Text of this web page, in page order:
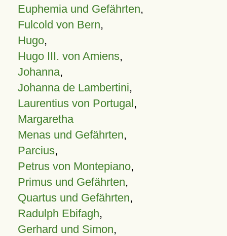
Euphemia und Gefährten,
Fulcold von Bern,
Hugo,
Hugo III. von Amiens,
Johanna,
Johanna de Lambertini,
Laurentius von Portugal,
Margaretha
Menas und Gefährten,
Parcius,
Petrus von Montepiano,
Primus und Gefährten,
Quartus und Gefährten,
Radulph Ebifagh,
Gerhard und Simon,